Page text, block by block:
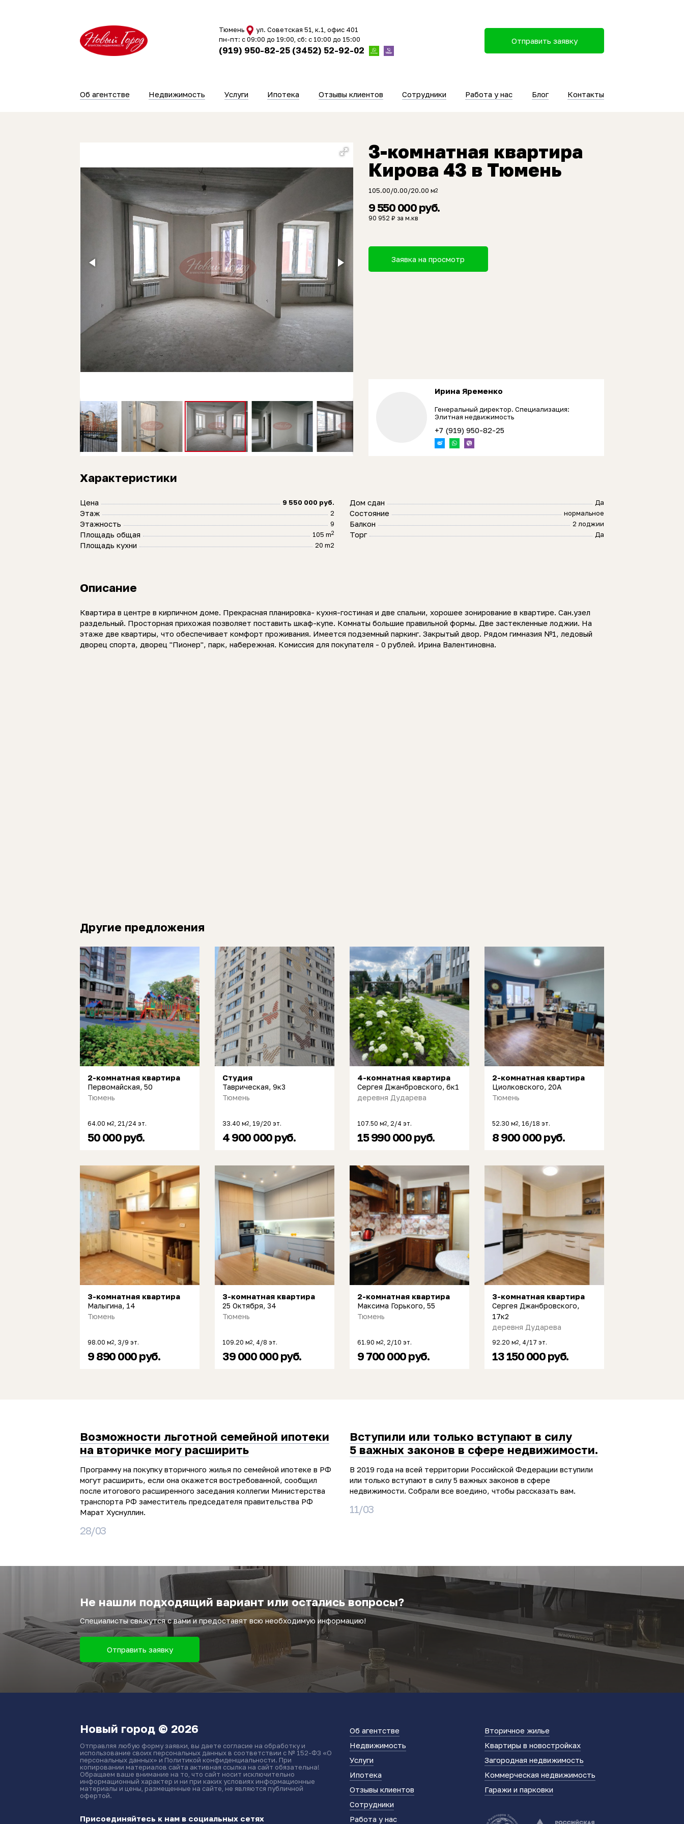
Тюмень
ул. Советская 51, к.1, офис 401
пн-пт: с 09:00 до 19:00, сб: с 10:00 до 15:00
(919) 950-82-25 (3452) 52-92-02
Отправить заявку
Об агентстве Недвижимость Услуги Ипотека Отзывы клиентов Сотрудники Работа у нас Блог Контакты
3-комнатная квартира
Кирова 43 в Тюмень
105.00/0.00/20.00 м2
9 550 000 руб.
90 952 ₽ за м.кв
Заявка на просмотр
Ирина Яременко
Генеральный директор. Специализация:
Элитная недвижимость
+7 (919) 950-82-25
Характеристики
Цена 9 550 000 руб.
Этаж 2
Этажность 9
Площадь общая 105 m2
Площадь кухни 20 m2
Дом сдан Да
Состояние нормальное
Балкон 2 лоджии
Торг Да
Описание
Квартира в центре в кирпичном доме. Прекрасная планировка- кухня-гостиная и две спальни, хорошее зонирование в квартире. Сан.узел
раздельный. Просторная прихожая позволяет поставить шкаф-купе. Комнаты большие правильной формы. Две застекленные лоджии. На
этаже две квартиры, что обеспечивает комфорт проживания. Имеется подземный паркинг. Закрытый двор. Рядом гимназия №1, ледовый
дворец спорта, дворец "Пионер", парк, набережная. Комиссия для покупателя - 0 рублей. Ирина Валентиновна.
Другие предложения
2-комнатная квартира
Первомайская, 50
Тюмень
64.00 м2, 21/24 эт.
50 000 руб.
Студия
Таврическая, 9к3
Тюмень
33.40 м2, 19/20 эт.
4 900 000 руб.
4-комнатная квартира
Сергея Джанбровского, 6к1
деревня Дударева
107.50 м2, 2/4 эт.
15 990 000 руб.
2-комнатная квартира
Циолковского, 20А
Тюмень
52.30 м2, 16/18 эт.
8 900 000 руб.
3-комнатная квартира
Малыгина, 14
Тюмень
98.00 м2, 3/9 эт.
9 890 000 руб.
3-комнатная квартира
25 Октября, 34
Тюмень
109.20 м2, 4/8 эт.
39 000 000 руб.
2-комнатная квартира
Максима Горького, 55
Тюмень
61.90 м2, 2/10 эт.
9 700 000 руб.
3-комнатная квартира
Сергея Джанбровского,
17к2
деревня Дударева
92.20 м2, 4/17 эт.
13 150 000 руб.
Возможности льготной семейной ипотеки
на вторичке могу расширить
Программу на покупку вторичного жилья по семейной ипотеке в РФ
могут расширить, если она окажется востребованной, сообщил
после итогового расширенного заседания коллегии Министерства
транспорта РФ заместитель председателя правительства РФ
Марат Хуснуллин.
28/03
Вступили или только вступают в силу
5 важных законов в сфере недвижимости.
В 2019 года на всей территории Российской Федерации вступили
или только вступают в силу 5 важных законов в сфере
недвижимости. Собрали все воедино, чтобы рассказать вам.
11/03
Не нашли подходящий вариант или остались вопросы?
Специалисты свяжутся с вами и предоставят всю необходимую информацию!
Отправить заявку
Новый город © 2026
Отправляя любую форму заявки, вы даете согласие на обработку и
использование своих персональных данных в соответствии с № 152-ФЗ «О
персональных данных» и Политикой конфиденциальности. При
копировании материалов сайта активная ссылка на сайт обязательна!
Обращаем ваше внимание на то, что сайт носит исключительно
информационный характер и ни при каких условиях информационные
материалы и цены, размещенные на сайте, не являются публичной
офертой.
Присоединяйтесь к нам в социальных сетях
Об агентстве
Недвижимость
Услуги
Ипотека
Отзывы клиентов
Сотрудники
Работа у нас
Вторичное жилье
Квартиры в новостройках
Загородная недвижимость
Коммерческая недвижимость
Гаражи и парковки